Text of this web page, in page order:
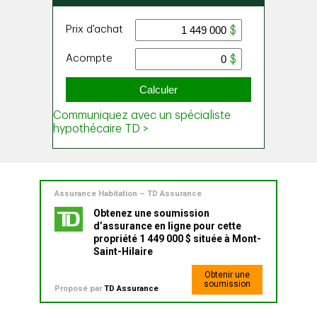
Assurance Habitation – TD Assurance
Obtenez une soumission
d’assurance en ligne pour cette
propriété 1 449 000 $ située à Mont-
Saint-Hilaire
Proposé parTD Assurance
Obtenir une
soumission